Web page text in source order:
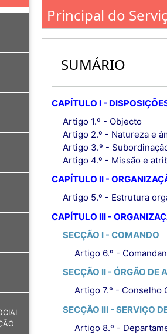
Principal do
SUMÁRIO
CAPÍTULO I -
Artigo 1.º - Objecto
Artigo 2.º - Natureza e
Artigo 3.º -
Artigo 4.º - Missão e
CAPÍTULO II -
Artigo 5.º - Estrutura
CAPÍTULO III -
SECÇÃO I - COMANDO
Artigo 6.º -
SECÇÃO II - ÓRGÃO DE
Artigo 7.º - Conselho
SECÇÃO III - SERVIÇO
Artigo 8.º -